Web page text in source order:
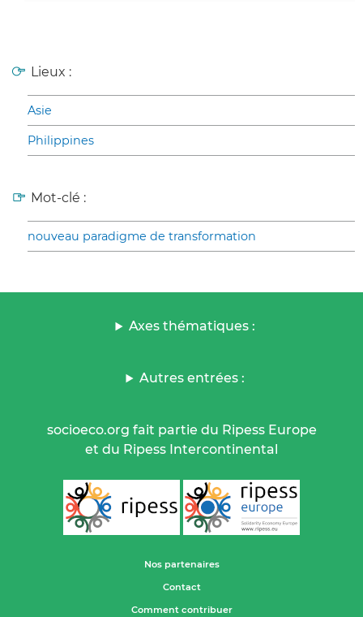
Lieux :
Asie
Philippines
Mot-clé :
nouveau paradigme de transformation
Axes thématiques :
Autres entrées :
socioeco.org fait partie du Ripess Europe
et du Ripess Intercontinental
Nos partenaires
Contact
Comment contribuer